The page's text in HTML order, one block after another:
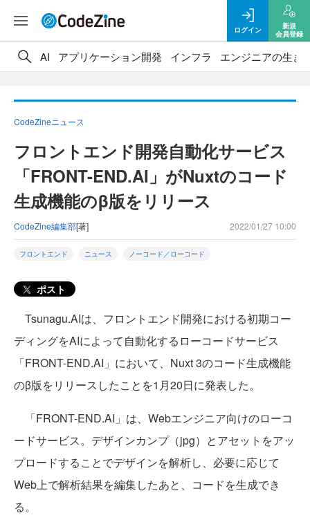
ログイン
新規
会員登録
AI アプリケーション開発 インフラ エンジニアの生き
CodeZineニュース
フロントエンド開発自動化サービス
「FRONT-END.AI」がNuxtのコード
生成機能のβ版をリリース
CodeZine編集部[著] 2022/01/27 10:00
フロントエンド ニュース ノーコード／ローコード
ポスト
Tsunagu.AIは、フロントエンド開発における初期コー
ディングをAIによって自動化するローコードサービス
「FRONT-END.AI」において、Nuxt 3のコード生成機能
のβ版をリリースしたことを1月20日に発表した。
「FRONT-END.AI」は、Webエンジニア向けのローコ
ードサービス。デザインカンプ（jpg）とアセットをアッ
プロードすることでデザインを解析し、必要に応じて
Web上で解析結果を編集したあと、コードを生成でき
る。